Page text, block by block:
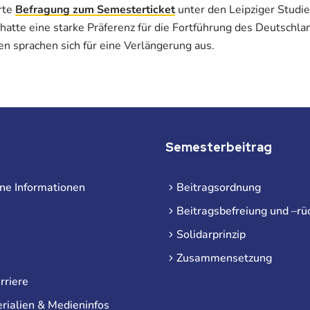
Befragung zum Semesterticketunter den Leipziger
eine starke Präferenz für die Fortführung des
sprachen sich für eine Verlängerung aus.
Informationen
& Medieninfos
Semesterbeitrag
Beitragsordnung
Beitragsbefreiung und
Solidarprinzip
Zusammensetzung